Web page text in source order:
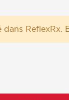
ReflexRx.